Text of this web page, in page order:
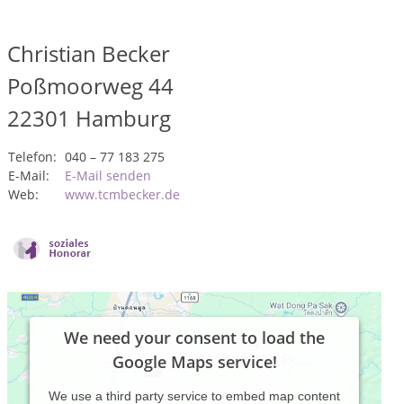
Christian Becker
Poßmoorweg 44
22301 Hamburg
Telefon: 040 – 77 183 275
E-Mail:
E-Mail senden
Web:
www.tcmbecker.de
We need your consent to load the
Google Maps service!
We use a third party service to embed map content